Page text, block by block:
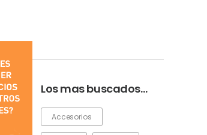
Los mas buscados…
Accesorios